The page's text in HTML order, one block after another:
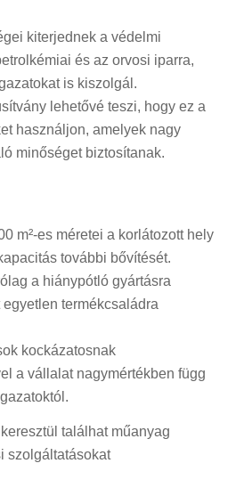
kiterjednek a védelmi
és az orvosi iparra,
is kiszolgál.
lehetővé teszi, hogy ez a
használjon, amelyek nagy
minőséget biztosítanak.
m²-es méretei a korlátozott hely
további bővítését.
a hiánypótló gyártásra
termékcsaládra
kockázatosnak
a vállalat nagymértékben függ
találhat műanyag
szolgáltatásokat